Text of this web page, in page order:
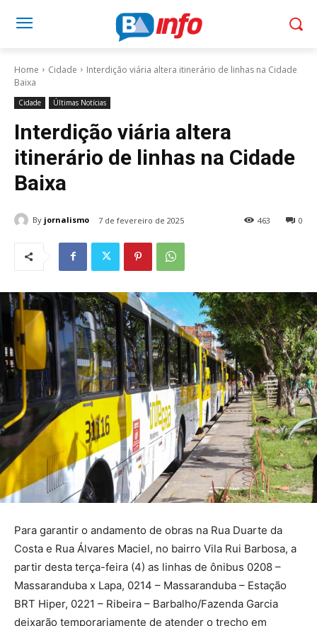
Home Cidade
Interdição viária altera itinerário de linhas na Cidade
Baixa
Cidade Últimas Notícias
Interdição viária altera
itinerário de linhas na Cidade
Baixa
By jornalismo 7 de fevereiro de 2025 0
463
Para garantir o andamento de obras na Rua Duarte da
Costa e Rua Álvares Maciel, no bairro Vila Rui Barbosa, a
partir desta terça-feira (4) as linhas de ônibus 0208 –
Massaranduba x Lapa, 0214 – Massaranduba – Estação
BRT Hiper, 0221 – Ribeira – Barbalho/Fazenda Garcia
deixarão temporariamente de atender o trecho em